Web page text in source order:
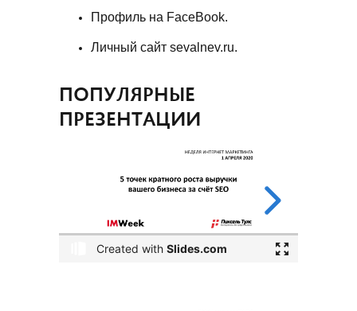
Профиль на FaceBook.
Личный сайт sevalnev.ru.
ПОПУЛЯРНЫЕ
ПРЕЗЕНТАЦИИ